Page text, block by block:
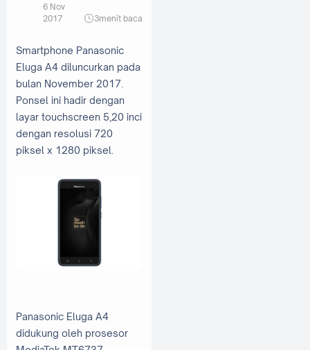
6 Nov
2017
3menit baca
Smartphone Panasonic
Eluga A4 diluncurkan pada
bulan November 2017.
Ponsel ini hadir dengan
layar touchscreen 5,20 inci
dengan resolusi 720
piksel x 1280 piksel.
Panasonic Eluga A4
didukung oleh prosesor